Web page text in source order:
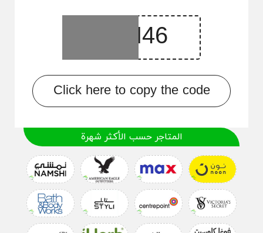
Click here to copy the code
المتاجر حسب الأكثر شهرة